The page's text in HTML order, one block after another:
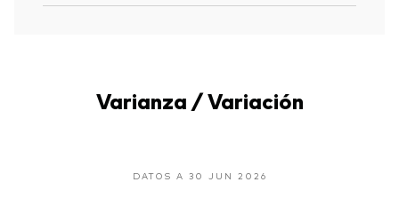
Varianza / Variación
DATOS A 30 JUN 2026